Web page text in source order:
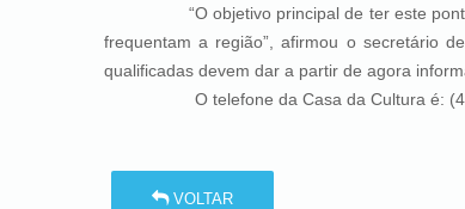
“O objetivo principal de ter este ponto de
frequentam a região”, afirmou o secretário
qualificadas devem dar a partir de agora
O telefone da Casa da Cultura é: (41)
VOLTAR